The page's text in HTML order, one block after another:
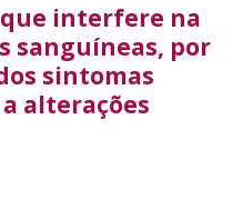
que interfere na
sanguíneas, por
sintomas
alterações